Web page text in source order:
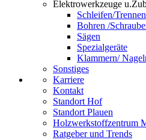
Elektrowerkzeuge
Schleifen/Trennen
Bohren /
Sägen
Spezialgeräte
Klammern/
Sonstiges
Karriere
Kontakt
Standort Hof
Standort Plauen
Holzwerkstoffzentrum
Ratgeber und Trends